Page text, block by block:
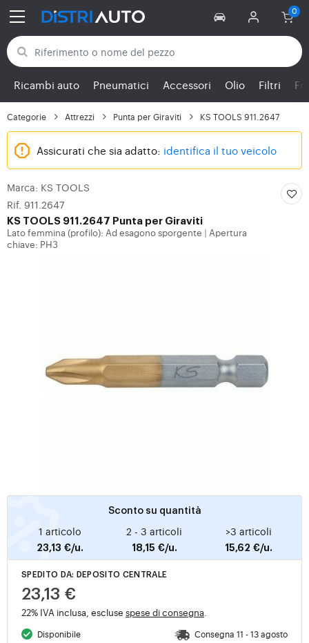
Torna alle categorie
Ricambi auto Pneumatici Accessori Olio Filtri
Categorie Attrezzi Punta per Giraviti KS TOOLS 911.2647
Assicurati che sia adatto: identifica il tuo veicolo
Marca: KS TOOLS
Rif. 911.2647
KS TOOLS 911.2647 Punta per Giraviti
Lato femmina (profilo): Ad esagono sporgente
Apertura
chiave: PH3
Sconto su quantità
1 articolo
23,13 €/u.
2 - 3 articoli
18,15 €/u.
>3 articoli
15,62 €/u.
SPEDITO DA: DEPOSITO CENTRALE
23,13 €
22% IVA inclusa, escluse spese di consegna
Disponibile Consegna 11 - 13 agosto